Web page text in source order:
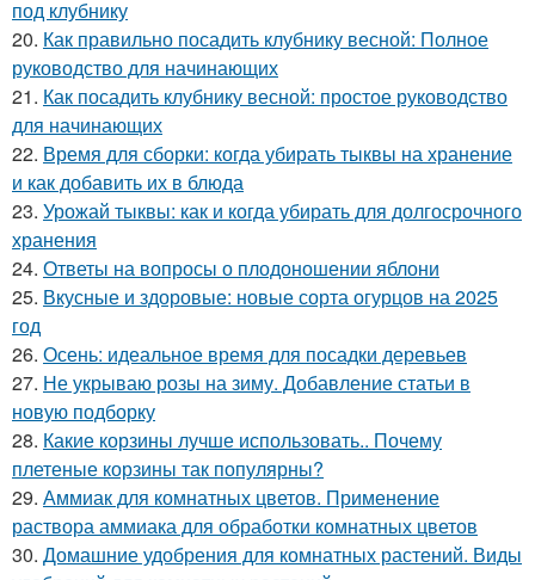
под клубнику
20. Как правильно посадить клубнику весной: Полное
руководство для начинающих
21. Как посадить клубнику весной: простое руководство
для начинающих
22. Время для сборки: когда убирать тыквы на хранение
и как добавить их в блюда
23. Урожай тыквы: как и когда убирать для долгосрочного
хранения
24. Ответы на вопросы о плодоношении яблони
25. Вкусные и здоровые: новые сорта огурцов на 2025
год
26. Осень: идеальное время для посадки деревьев
27. Не укрываю розы на зиму. Добавление статьи в
новую подборку
28. Какие корзины лучше использовать.. Почему
плетеные корзины так популярны?
29. Аммиак для комнатных цветов. Применение
раствора аммиака для обработки комнатных цветов
30. Домашние удобрения для комнатных растений. Виды